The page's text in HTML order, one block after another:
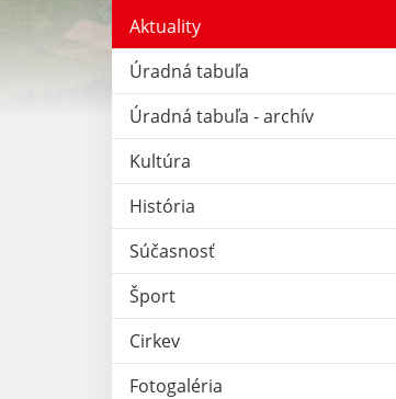
Aktuality
Úradná tabuľa
Úradná tabuľa - archív
Kultúra
História
Súčasnosť
Šport
Cirkev
Fotogaléria